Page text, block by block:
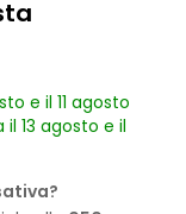
e il 11 agosto
il 13 agosto e il